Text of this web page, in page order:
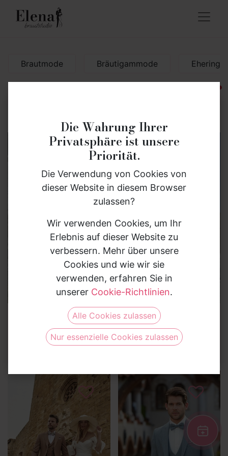
Gewinne Deinen Hochzeitsanzug
Chance auf einen Bräutigam-Anzug im Wert von
bis zu 2.000 € .
Gutscheine über 200 € und 100 €für Deinen
Hochzeitsanzug.
Jetzt teilnehmen und Gewinnchance sichern.
Jetzt teilnehmen
Brautmode Bräutigammode Eheringe
Hochzeitsanzüge
Hochzeitsanzug
8125690
Hochzeitsanzüge
Hochzeitsanzug
7625640
Die Wahrung Ihrer
Privatsphäre ist unsere
Priorität.
Die Verwendung von Cookies von
dieser Website in diesem Browser
zulassen?
Wir verwenden Cookies, um Ihr
Erlebnis auf dieser Website zu
verbessern. Mehr über unsere
Cookies und wie wir sie
verwenden, erfahren Sie in
unserer Cookie-Richtlinien.
Alle Cookies zulassen
Nur essenzielle Cookies zulassen